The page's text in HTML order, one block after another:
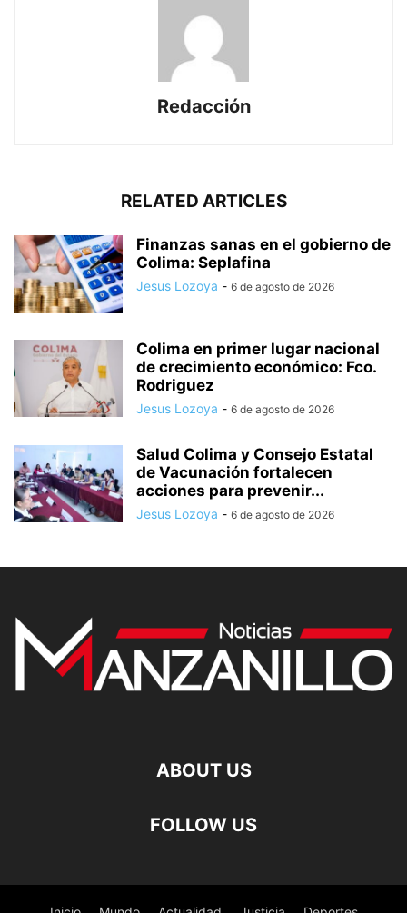
Redacción
RELATED ARTICLES
Finanzas sanas en el gobierno de
Colima: Seplafina
Jesus Lozoya - 6 de agosto de 2026
Colima en primer lugar nacional
de crecimiento económico: Fco.
Rodriguez
Jesus Lozoya - 6 de agosto de 2026
Salud Colima y Consejo Estatal
de Vacunación fortalecen
acciones para prevenir...
Jesus Lozoya - 6 de agosto de 2026
ABOUT US
FOLLOW US